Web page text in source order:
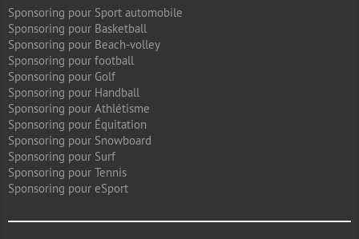
Sponsoring pour Sport automobile
Sponsoring pour Basketball
Sponsoring pour Beach-volley
Sponsoring pour football
Sponsoring pour Golf
Sponsoring pour Handball
Sponsoring pour Athlétisme
Sponsoring pour Équitation
Sponsoring pour Snowboard
Sponsoring pour Surf
Sponsoring pour Tennis
Sponsoring pour eSport